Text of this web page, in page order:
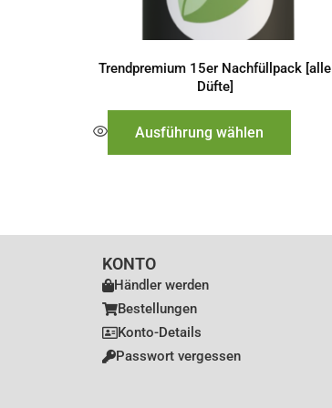
Trendpremium 15er Nachfüllpack [alle
Düfte]
Ausführung wählen
Produktseite
werden
KONTO
Händler werden
Bestellungen
Konto-Details
Passwort vergessen